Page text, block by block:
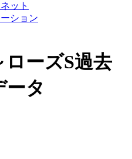
ット
ション
ーズS過去
ータ